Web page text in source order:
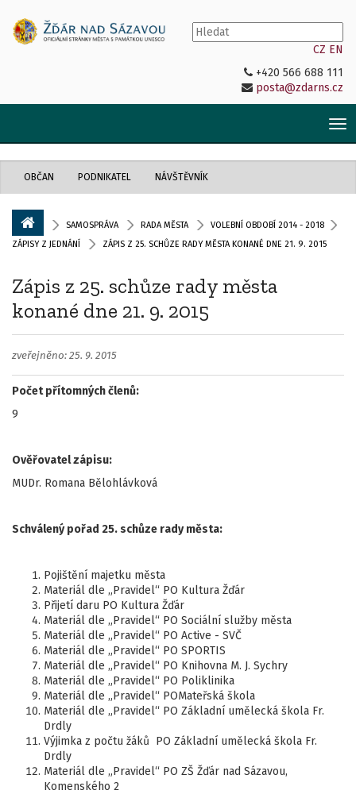
CZ EN
+420 566 688 111
posta@zdarns.cz
OBČAN PODNIKATEL NÁVŠTĚVNÍK
SAMOSPRÁVA RADA MĚSTA
VOLEBNÍ OBDOBÍ 2014 - 2018
ZÁPISY Z JEDNÁNÍ
ZÁPIS Z 25. SCHŮZE RADY MĚSTA KONANÉ DNE 21. 9. 2015
Zápis z 25. schůze rady města
konané dne 21. 9. 2015
zveřejněno: 25. 9. 2015
Počet přítomných členů:
9
Ověřovatel zápisu:
MUDr. Romana Bělohlávková
Schválený pořad 25. schůze rady města:
Pojištění majetku města
Materiál dle „Pravidel“ PO Kultura Žďár
Přijetí daru PO Kultura Žďár
Materiál dle „Pravidel“ PO Sociální služby města
Materiál dle „Pravidel“ PO Active - SVČ
Materiál dle „Pravidel“ PO SPORTIS
Materiál dle „Pravidel“ PO Knihovna M. J. Sychry
Materiál dle „Pravidel“ PO Poliklinika
Materiál dle „Pravidel“ POMateřská škola
Materiál dle „Pravidel“ PO Základní umělecká škola Fr.
Drdly
Výjimka z počtu žáků PO Základní umělecká škola Fr.
Drdly
Materiál dle „Pravidel“ PO ZŠ Žďár nad Sázavou,
Komenského 2